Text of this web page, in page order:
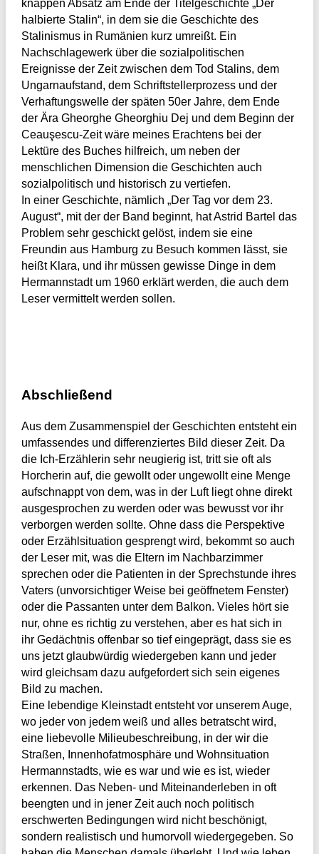
knappen Absatz am Ende der Titelgeschichte „Der
halbierte Stalin“, in dem sie die Geschichte des
Stalinismus in Rumänien kurz umreißt. Ein
Nachschlagewerk über die sozialpolitischen
Ereignisse der Zeit zwischen dem Tod Stalins, dem
Ungarnaufstand, dem Schriftstellerprozess und der
Verhaftungswelle der späten 50er Jahre, dem Ende
der Ära Gheorghe Gheorghiu Dej und dem Beginn der
Ceauşescu-Zeit wäre meines Erachtens bei der
Lektüre des Buches hilfreich, um neben der
menschlichen Dimension die Geschichten auch
sozialpolitisch und historisch zu vertiefen.
In einer Geschichte, nämlich „Der Tag vor dem 23.
August“, mit der der Band beginnt, hat Astrid Bartel das
Problem sehr geschickt gelöst, indem sie eine
Freundin aus Hamburg zu Besuch kommen lässt, sie
heißt Klara, und ihr müssen gewisse Dinge in dem
Hermannstadt um 1960 erklärt werden, die auch dem
Leser vermittelt werden sollen.
Abschließend
Aus dem Zusammenspiel der Geschichten entsteht ein
umfassendes und differenziertes Bild dieser Zeit. Da
die Ich-Erzählerin sehr neugierig ist, tritt sie oft als
Horcherin auf, die gewollt oder ungewollt eine Menge
aufschnappt von dem, was in der Luft liegt ohne direkt
ausgesprochen zu werden oder was bewusst vor ihr
verborgen werden sollte. Ohne dass die Perspektive
oder Erzählsituation gesprengt wird, bekommt so auch
der Leser mit, was die Eltern im Nachbarzimmer
sprechen oder die Patienten in der Sprechstunde ihres
Vaters (unvorsichtiger Weise bei geöffnetem Fenster)
oder die Passanten unter dem Balkon. Vieles hört sie
nur, ohne es richtig zu verstehen, aber es hat sich in
ihr Gedächtnis offenbar so tief eingeprägt, dass sie es
uns jetzt glaubwürdig wiedergeben kann und jeder
wird gleichsam dazu aufgefordert sich sein eigenes
Bild zu machen.
Eine lebendige Kleinstadt entsteht vor unserem Auge,
wo jeder von jedem weiß und alles betratscht wird,
eine liebevolle Milieubeschreibung, in der wir die
Straßen, Innenhofatmosphäre und Wohnsituation
Hermannstadts, wie es war und wie es ist, wieder
erkennen. Das Neben- und Miteinanderleben in oft
beengten und in jener Zeit auch noch politisch
erschwerten Bedingungen wird nicht beschönigt,
sondern realistisch und humorvoll wiedergegeben. So